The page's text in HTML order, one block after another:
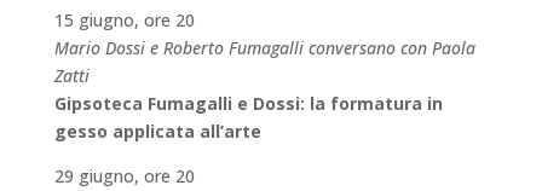
15 giugno, ore 20
Mario Dossi e Roberto Fumagalli conversano con Paola
Zatti
Gipsoteca Fumagalli e Dossi: la formatura in
gesso applicata all’arte
29 giugno, ore 20